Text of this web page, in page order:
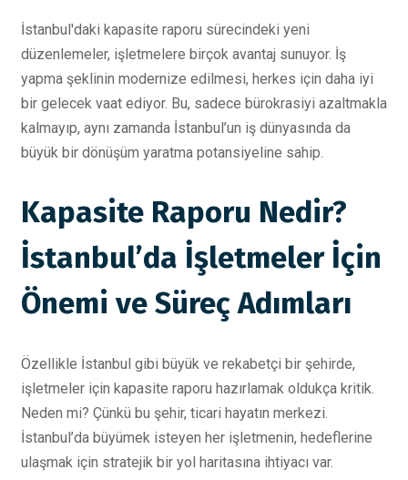
İstanbul'daki kapasite raporu sürecindeki yeni
düzenlemeler, işletmelere birçok avantaj sunuyor. İş
yapma şeklinin modernize edilmesi, herkes için daha iyi
bir gelecek vaat ediyor. Bu, sadece bürokrasiyi azaltmakla
kalmayıp, aynı zamanda İstanbul’un iş dünyasında da
büyük bir dönüşüm yaratma potansiyeline sahip.
Kapasite Raporu Nedir?
İstanbul’da İşletmeler İçin
Önemi ve Süreç Adımları
Özellikle İstanbul gibi büyük ve rekabetçi bir şehirde,
işletmeler için kapasite raporu hazırlamak oldukça kritik.
Neden mi? Çünkü bu şehir, ticari hayatın merkezi.
İstanbul’da büyümek isteyen her işletmenin, hedeflerine
ulaşmak için stratejik bir yol haritasına ihtiyacı var.